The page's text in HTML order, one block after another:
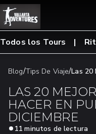
Todos los Tours
Blog/Tips De Viaje/Las 20
LAS 20
HACER EN
DICIEMBRE
11 minutos de lectura